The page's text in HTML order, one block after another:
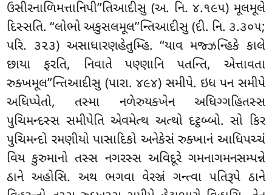
ઉસીરનાળિમત્તાનિપી’’તિઆદીસુ (અ. નિ. ૪.૧૯૫) મૂલમૂલે
દિસ્સતિ. ‘‘લોભો અકુસલમૂલ’’ન્તિઆદીસુ (દી. નિ. ૩.૩૦૫;
પરિ. ૩૨૩) અસાધારણહેતુમ્હિ. ‘‘યાવ મજ્ઝન્હિકે કાલે
છાયા ફરતિ, નિવાતે પણ્ણાનિ પતન્તિ, એત્તાવતા
રુક્ખમૂલ’’ન્તિઆદીસુ (પારા. ૪૯૪) સમીપે. ઇધ પન સમીપે
અધિપ્પેતો, તસ્મા નળેરુયક્ખેન અધિગ્ગહિતસ્સ
પુચિમન્દસ્સ સમીપેતિ એવમેત્થ અત્થો દટ્ઠબ્બો. સો કિર
પુચિમન્દો રમણીયો પાસાદિકો અનેકેસં રુક્ખાનં આધિપચ્ચં
વિય કુરુમાનો તસ્સ નગરસ્સ અવિદૂરે ગમનાગમનસમ્પન્ને
ઠાને અહોસિ. અથ ભગવા વેરઞ્જં ગન્ત્વા પતિરૂપે ઠાને